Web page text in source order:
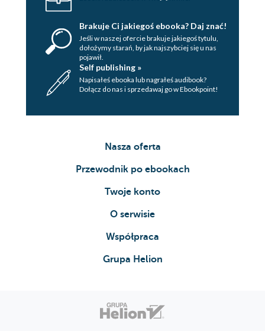
Brakuje Ci jakiegoś ebooka? Daj znać!
Jeśli w naszej ofercie brakuje jakiegoś tytulu,
dołożymy starań, by jak najszybciej się u nas
pojawił.
Self publishing »
Napisałeś ebooka lub nagrałeś audibook?
Dołącz do nas i sprzedawaj go w Ebookpoint!
Nasza oferta
Przewodnik po ebookach
Twoje konto
O serwisie
Współpraca
Grupa Helion